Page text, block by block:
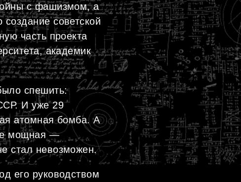
с фашизмом, а
советской
часть проекта
академик
спешить:
И уже 29
атомная бомба. А
мощная —
стал невозможен.
его руководством